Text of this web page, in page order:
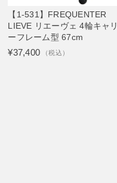
【1-531】FREQUENTER
LIEVE リエーヴェ 4輪キャリ
ーフレーム型 67cm
¥37,400 （税込）